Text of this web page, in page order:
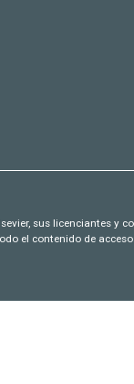
sus licenciantes y
el contenido de